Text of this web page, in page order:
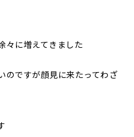
々に増えてきました
のですが顔見に来たってわざ